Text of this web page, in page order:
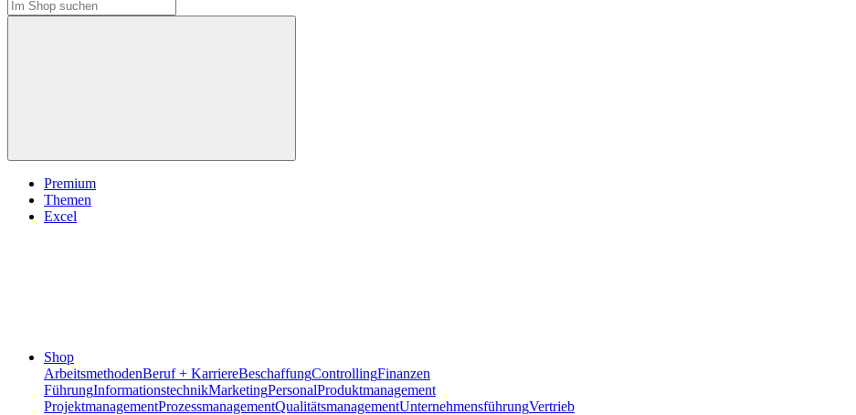
Premium
Themen
Excel
Shop
ArbeitsmethodenBeruf + KarriereBeschaffungControllingFinanzen
FührungInformationstechnikMarketingPersonalProduktmanagement
ProjektmanagementProzessmanagementQualitätsmanagementUnternehmensführungVertrieb